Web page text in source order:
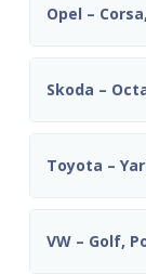
Opel –
Skoda –
Toyota –
VW – Golf,